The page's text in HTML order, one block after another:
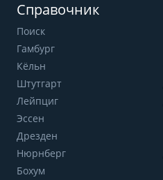
Справочник
Поиск
Гамбург
Кёльн
Штутгарт
Лейпциг
Эссен
Дрезден
Нюрнберг
Бохум